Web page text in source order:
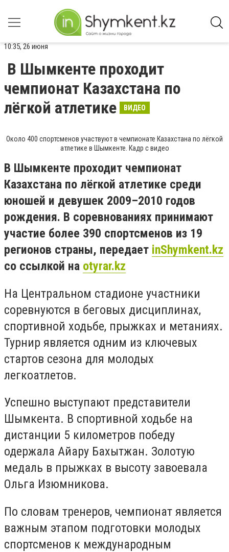
10:35, 26 июня
В Шымкенте проходит
чемпионат Казахстана по
лёгкой атлетике
ВИДЕО
Около 400 спортсменов участвуют в чемпионате Казахстана по лёгкой
атлетике в Шымкенте. Кадр с видео
В Шымкенте проходит чемпионат
Казахстана по лёгкой атлетике среди
юношей и девушек 2009–2010 годов
рождения. В соревнованиях принимают
участие более 390 спортсменов из 19
регионов страны, передает inShymkent.kz
со ссылкой на otyrar.kz
На Центральном стадионе участники
соревнуются в беговых дисциплинах,
спортивной ходьбе, прыжках и метаниях.
Турнир является одним из ключевых
стартов сезона для молодых
легкоатлетов.
Успешно выступают представители
Шымкента. В спортивной ходьбе на
дистанции 5 километров победу
одержала Айару Бахытжан. Золотую
медаль в прыжках в высоту завоевала
Ольга Изюмникова.
По словам тренеров, чемпионат является
важным этапом подготовки молодых
спортсменов к международным